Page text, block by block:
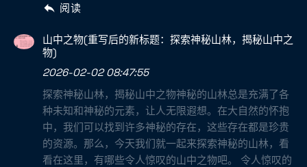
阅读
山中之物(重写后的新标题：探索神秘山林，揭秘山中之
物)
2026-02-02 08:47:55
探索神秘山林，揭秘山中之物神秘的山林总是充满了各
种未知和神秘的元素，让人无限遐想。在大自然的怀抱
中，我们可以找到许多神秘的存在，这些存在都是珍贵
的资源。那么，今天我们就一起来探索神秘的山林，看
看在这里，有哪些令人惊叹的山中之物吧。 令人惊叹的